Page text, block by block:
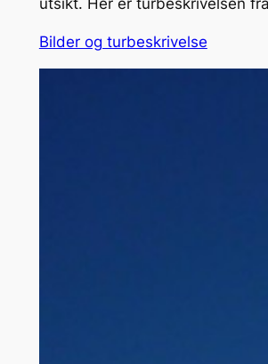
utsikt. Her er turbeskrivelsen
Bilder og turbeskrivelse